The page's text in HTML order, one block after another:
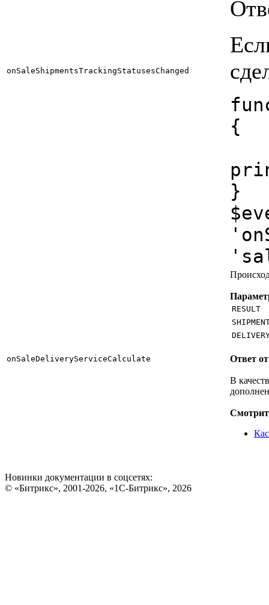
onSaleShipmentsTrackingStatusesChanged
{
}
onSaleDeliveryServiceCalculate
RESULT
Ответ
В
Новинки документации в соцсетях:
© «Битрикс», 2001-2026, «1С-Битрикс», 2026